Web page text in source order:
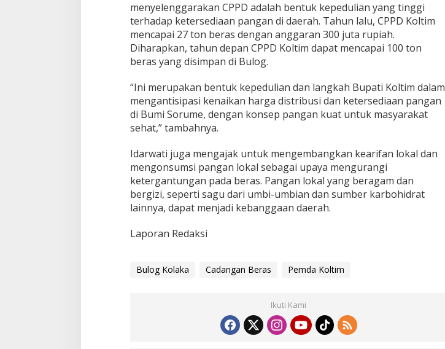
menyelenggarakan CPPD adalah bentuk kepedulian yang tinggi
terhadap ketersediaan pangan di daerah. Tahun lalu, CPPD Koltim
mencapai 27 ton beras dengan anggaran 300 juta rupiah.
Diharapkan, tahun depan CPPD Koltim dapat mencapai 100 ton
beras yang disimpan di Bulog.
“Ini merupakan bentuk kepedulian dan langkah Bupati Koltim dalam
mengantisipasi kenaikan harga distribusi dan ketersediaan pangan
di Bumi Sorume, dengan konsep pangan kuat untuk masyarakat
sehat,” tambahnya.
Idarwati juga mengajak untuk mengembangkan kearifan lokal dan
mengonsumsi pangan lokal sebagai upaya mengurangi
ketergantungan pada beras. Pangan lokal yang beragam dan
bergizi, seperti sagu dari umbi-umbian dan sumber karbohidrat
lainnya, dapat menjadi kebanggaan daerah.
Laporan Redaksi
Bulog Kolaka Cadangan Beras Pemda Koltim
Ikuti Kami